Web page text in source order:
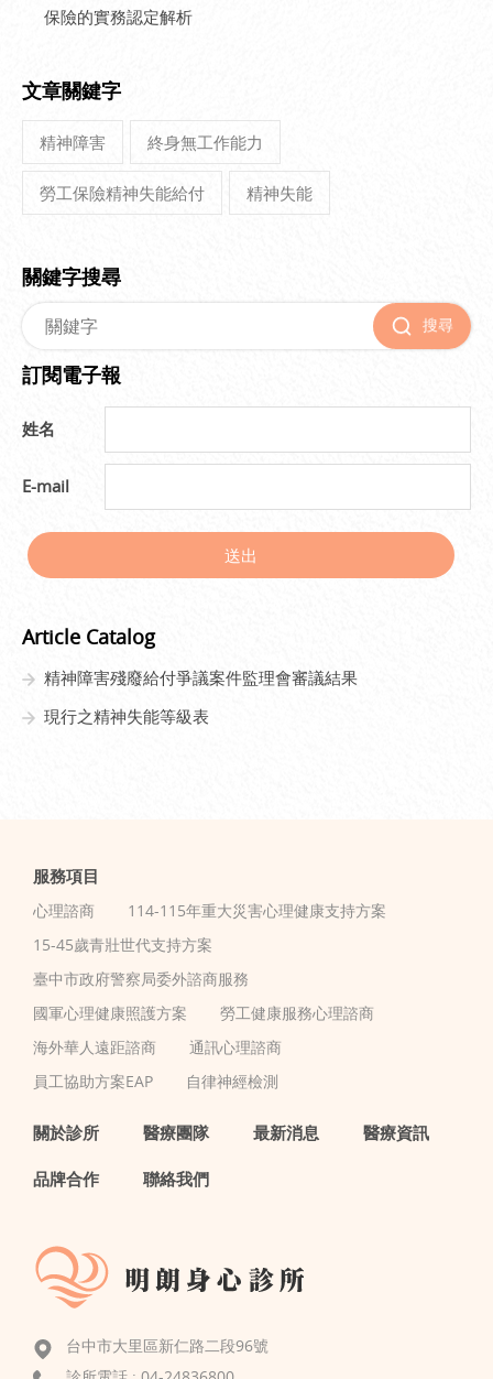
保險的實務認定解析
文章關鍵字
精神障害 終身無工作能力
勞工保險精神失能給付 精神失能
關鍵字搜尋
搜尋
訂閱電子報
姓名
E-mail
送出
Article Catalog
精神障害殘廢給付爭議案件監理會審議結果
現行之精神失能等級表
服務項目
心理諮商
114-115年重大災害心理健康支持方案
15-45歲青壯世代支持方案
臺中市政府警察局委外諮商服務
國軍心理健康照護方案
勞工健康服務心理諮商
海外華人遠距諮商
通訊心理諮商
員工協助方案EAP
自律神經檢測
關於診所 醫療團隊 最新消息 醫療資訊
品牌合作 聯絡我們
台中市大里區新仁路二段96號